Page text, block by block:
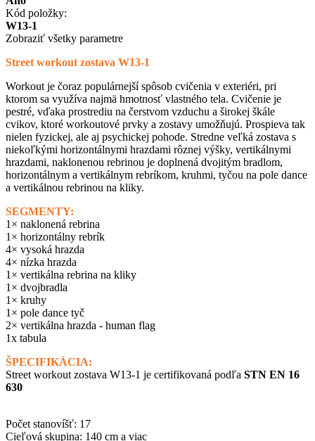
Kód položky:
W13-1
Zobraziť všetky parametre
Street workout zostava W13-1
Workout je čoraz populárnejší spôsob cvičenia v exteriéri, pri
ktorom sa využíva najmä hmotnosť vlastného tela. Cvičenie je
pestré, vďaka prostrediu na čerstvom vzduchu a širokej škále
cvikov, ktoré workoutové prvky a zostavy umožňujú. Prospieva tak
nielen fyzickej, ale aj psychickej pohode. Stredne veľká zostava s
niekoľkými horizontálnymi hrazdami rôznej výšky, vertikálnymi
hrazdami, naklonenou rebrinou je doplnená dvojitým bradlom,
horizontálnym a vertikálnym rebríkom, kruhmi, tyčou na pole dance
a vertikálnou rebrinou na kliky.
SEGMENTY:
1× naklonená rebrina
1× horizontálny rebrík
4× vysoká hrazda
4× nízka hrazda
1× vertikálna rebrina na kliky
1× dvojbradla
1× kruhy
1× pole dance tyč
2× vertikálna hrazda - human flag
1x tabula
ŠPECIFIKÁCIA:
Street workout zostava W13-1 je certifikovaná podľa STN EN 16
630
Počet stanovíšť: 17
Cieľová skupina: 140 cm a viac